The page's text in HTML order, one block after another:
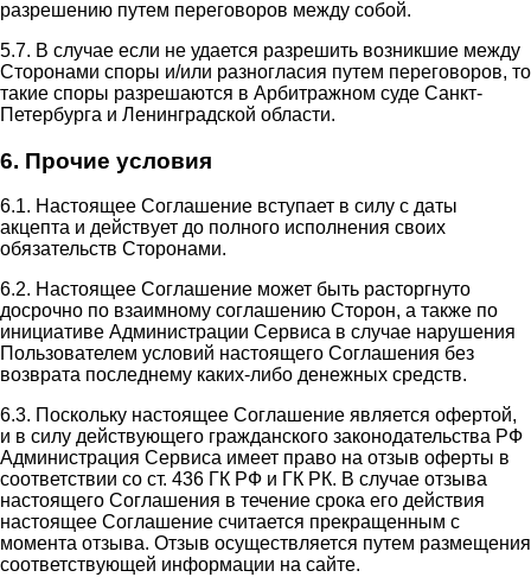
разрешению путем переговоров между собой.
5.7. В случае если не удается разрешить возникшие между
Сторонами споры и/или разногласия путем переговоров, то
такие споры разрешаются в Арбитражном суде Санкт-
Петербурга и Ленинградской области.
6. Прочие условия
6.1. Настоящее Соглашение вступает в силу с даты
акцепта и действует до полного исполнения своих
обязательств Сторонами.
6.2. Настоящее Соглашение может быть расторгнуто
досрочно по взаимному соглашению Сторон, а также по
инициативе Администрации Сервиса в случае нарушения
Пользователем условий настоящего Соглашения без
возврата последнему каких-либо денежных средств.
6.3. Поскольку настоящее Соглашение является офертой,
и в силу действующего гражданского законодательства РФ
Администрация Сервиса имеет право на отзыв оферты в
соответствии со ст. 436 ГК РФ и ГК РК. В случае отзыва
настоящего Соглашения в течение срока его действия
настоящее Соглашение считается прекращенным с
момента отзыва. Отзыв осуществляется путем размещения
соответствующей информации на сайте.